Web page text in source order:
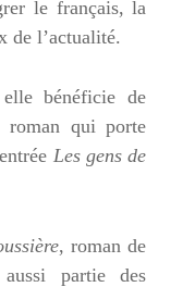
le français, la
de l’actualité.
bénéficie de
roman qui porte
Les gens de
, roman de
partie des